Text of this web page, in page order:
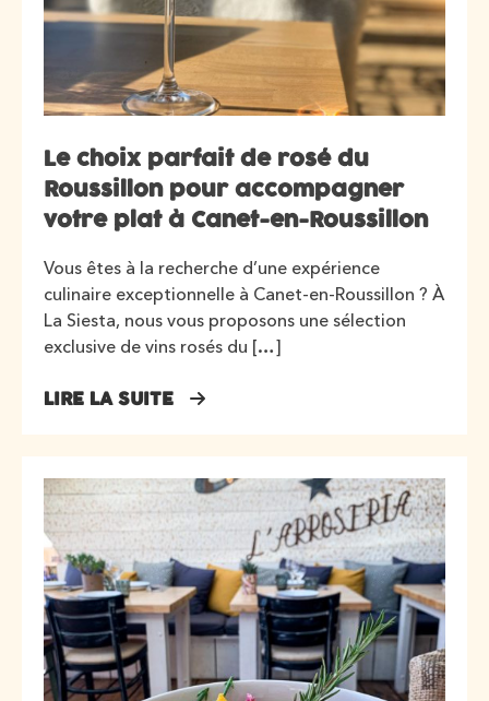
Le choix parfait de rosé du
Roussillon pour accompagner
votre plat à Canet-en-Roussillon
Vous êtes à la recherche d’une expérience
culinaire exceptionnelle à Canet-en-Roussillon ? À
La Siesta, nous vous proposons une sélection
exclusive de vins rosés du […]
LIRE LA SUITE